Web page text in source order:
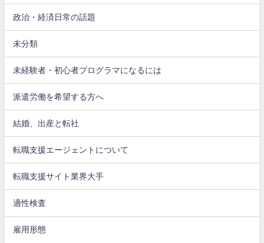
政治・経済日常の話題
未分類
未経験者・初心者プログラマになるには
派遣労働を希望する方へ
結婚、出産と転社
転職支援エージェントについて
転職支援サイト業界大手
適性検査
雇用形態